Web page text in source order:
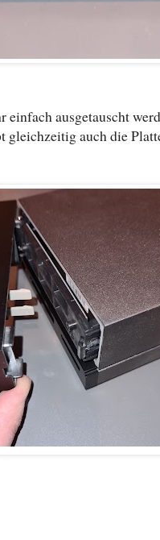
einfach ausgetauscht
gleichzeitig auch die